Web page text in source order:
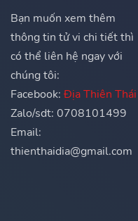
Bạn muốn xem thêm
thông tin tử vi chi tiết thì
có thể liên hệ ngay với
chúng tôi:
Facebook: Địa Thiên Thái
Zalo/sdt: 0708101499
Email:
thienthaidia@gmail.com